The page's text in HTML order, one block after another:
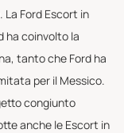
Ford Escort in
ha coinvolto la
tanto che Ford ha
per il Messico.
congiunto
anche le Escort in